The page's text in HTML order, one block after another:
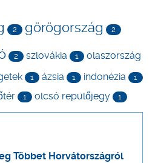
2 görögország 2
2 szlovákia 1 olaszország
1 ázsia 1 indonézia 1
1 olcsó repülőjegy 1
Többet Horvátországról